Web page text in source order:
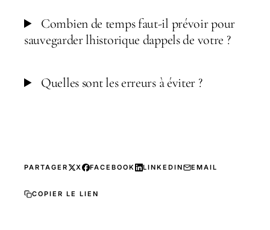
Combien de temps faut-il prévoir pour
sauvegarder lhistorique dappels de votre ?
Quelles sont les erreurs à éviter ?
PARTAGER X FACEBOOK LINKEDIN EMAIL
COPIER LE LIEN